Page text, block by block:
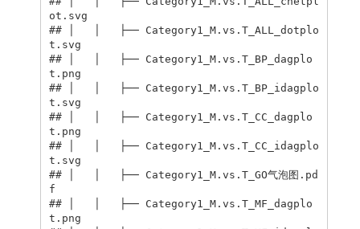
ot.svg
## │   │   ├── Category1_M.vs.T_ALL_dotplo
t.svg
## │   │   ├── Category1_M.vs.T_BP_dagplo
t.png
## │   │   ├── Category1_M.vs.T_BP_idagplo
t.svg
## │   │   ├── Category1_M.vs.T_CC_dagplo
t.png
## │   │   ├── Category1_M.vs.T_CC_idagplo
t.svg
## │   │   ├── Category1_M.vs.T_GO气泡图.pd
f
## │   │   ├── Category1_M.vs.T_MF_dagplo
t.png